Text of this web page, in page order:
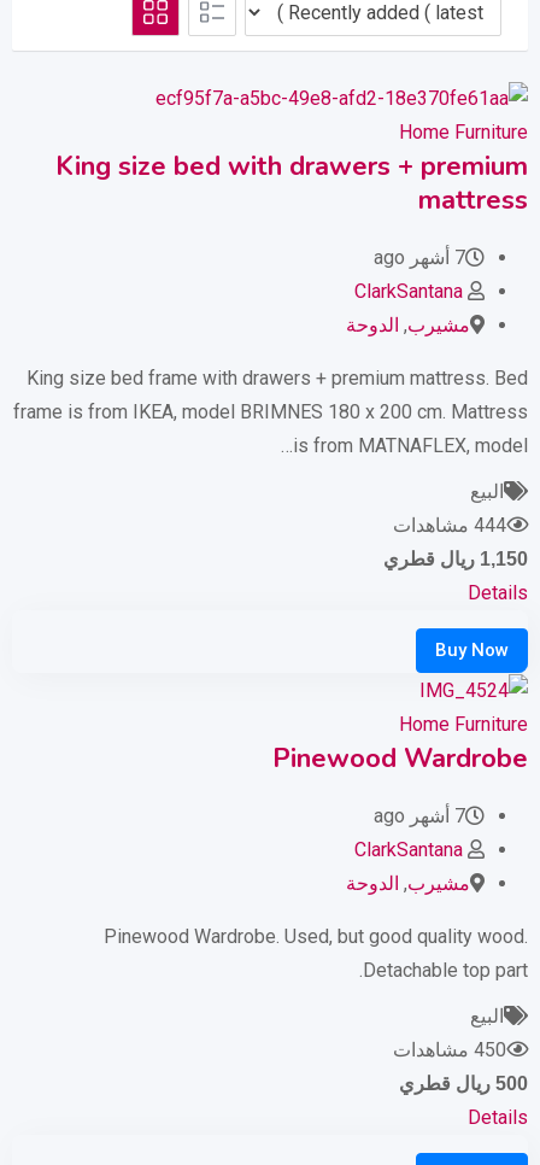
Home Furniture
King size bed with drawers + premium
mattress
7 أشهر ago
ClarkSantana
مشيرب, الدوحة
King size bed frame with drawers + premium mattress. Bed
frame is from IKEA, model BRIMNES 180 x 200 cm. Mattress
is from MATNAFLEX, model…
البيع
444 مشاهدات
1,150 ريال قطري
Details
Home Furniture
Pinewood Wardrobe
7 أشهر ago
ClarkSantana
مشيرب, الدوحة
Pinewood Wardrobe. Used, but good quality wood.
Detachable top part.
البيع
450 مشاهدات
500 ريال قطري
Details